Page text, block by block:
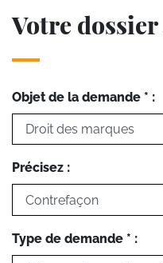
Votre
Objet de la demande * :
Précisez :
Type de demande * :